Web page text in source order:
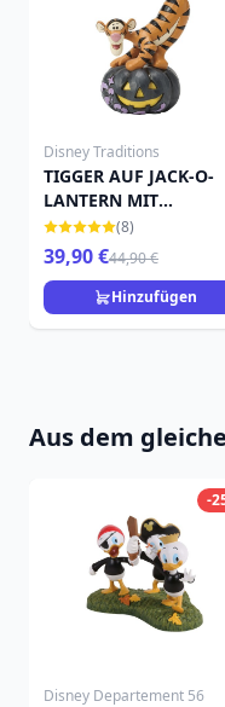
Disney Traditions
TIGGER AUF JACK-O-
LANTERN MIT
FLEDERMAUS - DISNEY
TRADITIONS
(8)
39,90 €44,90 €
Hinzufügen
Aus dem
-
Disney Departement 56